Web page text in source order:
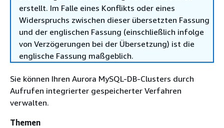
erstellt. Im Falle eines Konflikts oder eines
Widerspruchs zwischen dieser übersetzten Fassung
und der englischen Fassung (einschließlich infolge
von Verzögerungen bei der Übersetzung) ist die
englische Fassung maßgeblich.
Sie können Ihren Aurora MySQL-DB-Clusters durch
Aufrufen integrierter gespeicherter Verfahren
verwalten.
Themen